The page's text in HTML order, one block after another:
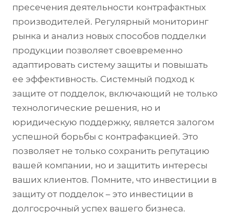
пресечения деятельности контрафактных
производителей. Регулярный мониторинг
рынка и анализ новых способов подделки
продукции позволяет своевременно
адаптировать систему защиты и повышать
ее эффективность. Системный подход к
защите от подделок, включающий не только
технологические решения, но и
юридическую поддержку, является залогом
успешной борьбы с контрафакцией. Это
позволяет не только сохранить репутацию
вашей компании, но и защитить интересы
ваших клиентов. Помните, что инвестиции в
защиту от подделок – это инвестиции в
долгосрочный успех вашего бизнеса.